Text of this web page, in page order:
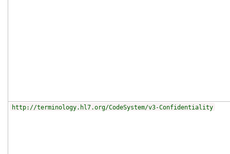
http://terminology.hl7.org/CodeSystem/v3-Confidentiality